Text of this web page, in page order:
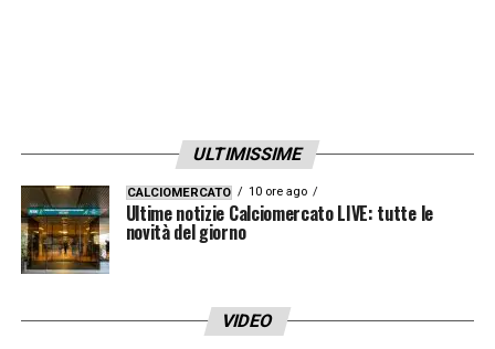
rischiano l’eliminazione.
INTER MIAMI (4-4-2):Ustari; Weiganddt,
Fray, Falcon, Allen; Allende, Cremaschi,
Busuquets, Segovia; Messi,
Mascherano.
ULTIMISSIME
CALCIOMERCATO 10 ore ago
Ultime notizie Calciomercato LIVE: tutte le
novità del giorno
VIDEO